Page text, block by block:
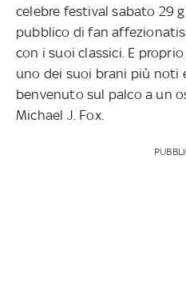
celebre festival sabato 29
pubblico di fan
con i suoi classici. E
uno dei suoi brani più noti
benvenuto sul palco a un
Michael J. Fox.